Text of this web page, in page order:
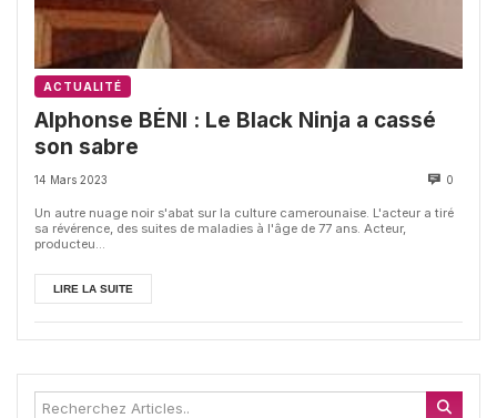
ACTUALITÉ
Alphonse BÉNI : Le Black Ninja a cassé
son sabre
14 Mars 2023 0
Un autre nuage noir s'abat sur la culture camerounaise. L'acteur a tiré
sa révérence, des suites de maladies à l'âge de 77 ans. Acteur,
producteu...
LIRE LA SUITE